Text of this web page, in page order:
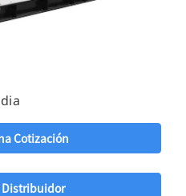
Cotización
Distribuidor